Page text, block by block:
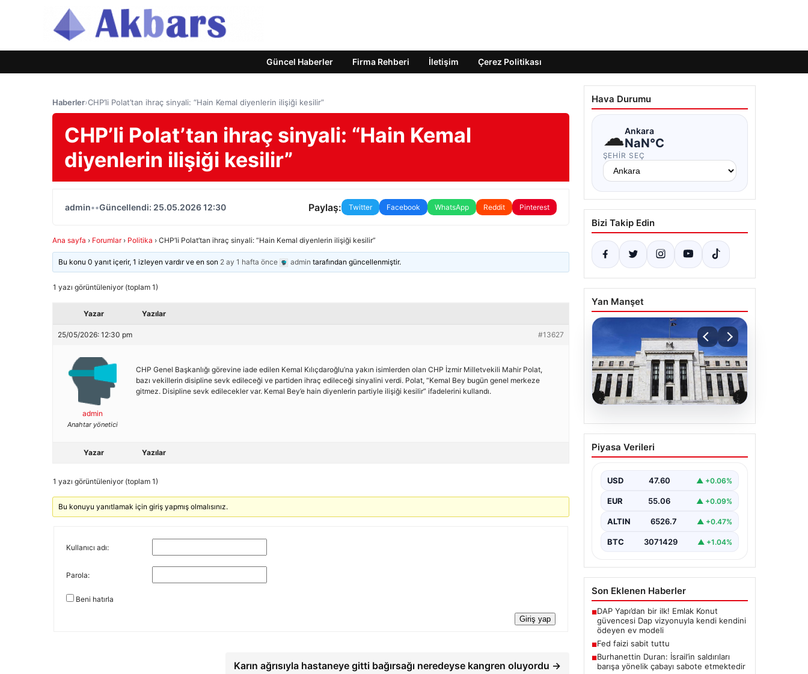
Güncel Haberler Firma Rehberi İletişim Çerez Politikası
Haberler›CHP’li Polat’tan ihraç sinyali: “Hain Kemal diyenlerin ilişiği kesilir”
CHP’li Polat’tan ihraç sinyali: “Hain Kemal
diyenlerin ilişiği kesilir”
admin••Güncellendi: 25.05.2026 12:30 Paylaş: Twitter Facebook WhatsApp Reddit Pinterest
Ana sayfa › Forumlar › Politika › CHP’li Polat’tan ihraç sinyali: “Hain Kemal diyenlerin ilişiği kesilir”
Bu konu 0 yanıt içerir, 1 izleyen vardır ve en son 2 ay 1 hafta önce admin tarafından güncellenmiştir.
1 yazı görüntüleniyor (toplam 1)
Yazar Yazılar
25/05/2026: 12:30 pm #13627
admin
Anahtar yönetici
CHP Genel Başkanlığı görevine iade edilen Kemal Kılıçdaroğlu’na yakın isimlerden olan CHP İzmir Milletvekili Mahir Polat,
bazı vekillerin disipline sevk edileceği ve partiden ihraç edileceği sinyalini verdi. Polat, “Kemal Bey bugün genel merkeze
gitmez. Disipline sevk edilecekler var. Kemal Bey’e hain diyenlerin partiyle ilişiği kesilir” ifadelerini kullandı.
Yazar Yazılar
1 yazı görüntüleniyor (toplam 1)
Bu konuyu yanıtlamak için giriş yapmış olmalısınız.
Kullanıcı adı:
Parola:
Beni hatırla
Giriş yap
Karın ağrısıyla hastaneye gitti bağırsağı neredeyse kangren oluyordu →
Hava Durumu
☁Ankara
NaN°C
ŞEHIR SEÇ
Bizi Takip Edin
Yan Manşet
04.08.2026
Fed faizi sabit tuttu
Piyasa Verileri
USD 47.60 ▲ +0.06%
EUR 55.06 ▲ +0.09%
ALTIN 6526.7 ▲ +0.47%
BTC 3071429 ▲ +1.04%
Son Eklenen Haberler
■DAP Yapı’dan bir ilk! Emlak Konut
güvencesi Dap vizyonuyla kendi kendini
ödeyen ev modeli
■Fed faizi sabit tuttu
■Burhanettin Duran: İsrail’in saldırıları
barışa yönelik çabayı sabote etmektedir